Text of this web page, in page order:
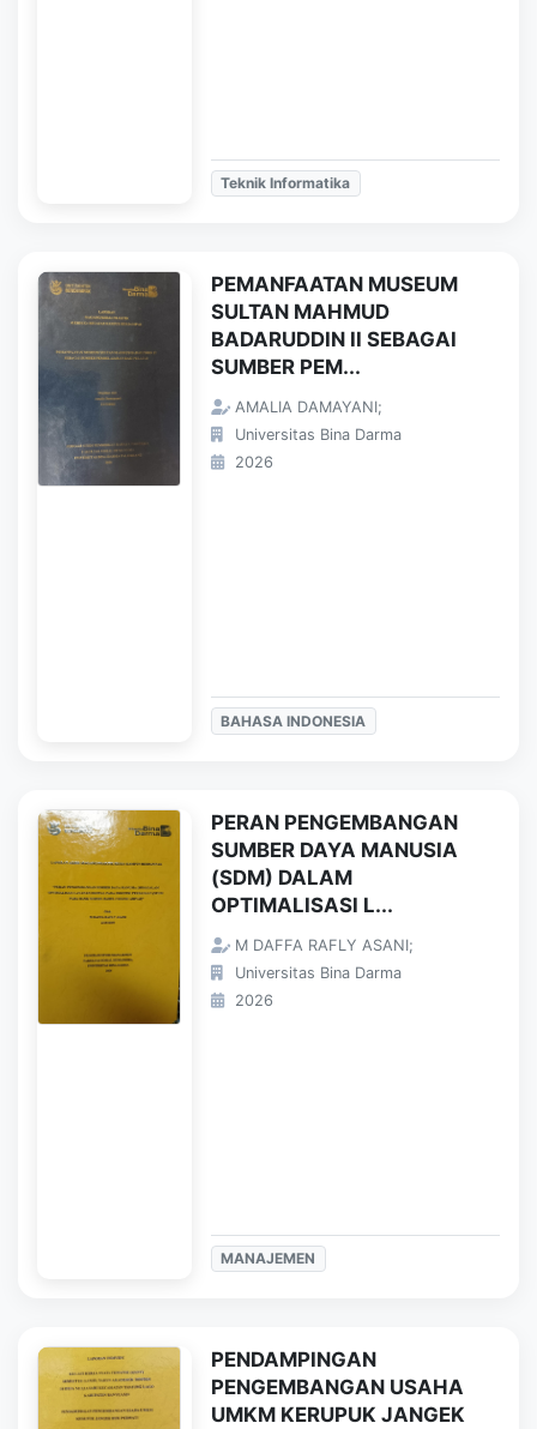
Teknik Informatika
PEMANFAATAN MUSEUM
SULTAN MAHMUD
BADARUDDIN II SEBAGAI
SUMBER PEM...
AMALIA DAMAYANI;
Universitas Bina Darma
2026
BAHASA INDONESIA
PERAN PENGEMBANGAN
SUMBER DAYA MANUSIA
(SDM) DALAM
OPTIMALISASI L...
M DAFFA RAFLY ASANI;
Universitas Bina Darma
2026
MANAJEMEN
PENDAMPINGAN
PENGEMBANGAN USAHA
UMKM KERUPUK JANGEK